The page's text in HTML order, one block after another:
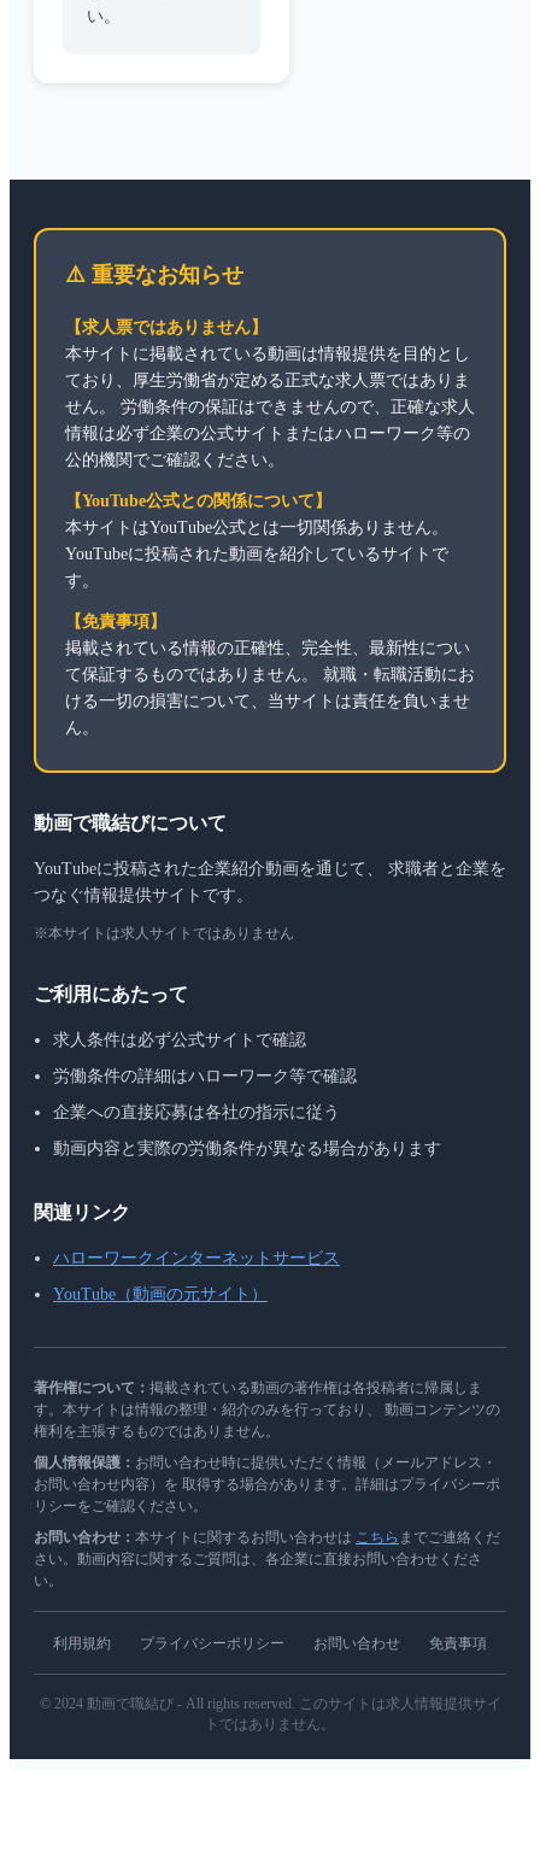
い。
⚠️ 重要なお知らせ
【求人票ではありません】
本サイトに掲載されている動画は情報提供を目的とし
ており、厚生労働省が定める正式な求人票ではありま
せん。 労働条件の保証はできませんので、正確な求人
情報は必ず企業の公式サイトまたはハローワーク等の
公的機関でご確認ください。
【YouTube公式との関係について】
本サイトはYouTube公式とは一切関係ありません。
YouTubeに投稿された動画を紹介しているサイトで
す。
【免責事項】
掲載されている情報の正確性、完全性、最新性につい
て保証するものではありません。 就職・転職活動にお
ける一切の損害について、当サイトは責任を負いませ
ん。
動画で職結びについて
YouTubeに投稿された企業紹介動画を通じて、 求職者と企業を
つなぐ情報提供サイトです。
※本サイトは求人サイトではありません
ご利用にあたって
求人条件は必ず公式サイトで確認
労働条件の詳細はハローワーク等で確認
企業への直接応募は各社の指示に従う
動画内容と実際の労働条件が異なる場合があります
関連リンク
ハローワークインターネットサービス
YouTube（動画の元サイト）
著作権について： 掲載されている動画の著作権は各投稿者に帰属しま
す。本サイトは情報の整理・紹介のみを行っており、 動画コンテンツの
権利を主張するものではありません。
個人情報保護： お問い合わせ時に提供いただく情報（メールアドレス・
お問い合わせ内容）を 取得する場合があります。詳細はプライバシーポ
リシーをご確認ください。
お問い合わせ： 本サイトに関するお問い合わせは こちら までご連絡くだ
さい。動画内容に関するご質問は、各企業に直接お問い合わせくださ
い。
利用規約 プライバシーポリシー お問い合わせ 免責事項
© 2024 動画で職結び - All rights reserved. このサイトは求人情報提供サイ
トではありません。